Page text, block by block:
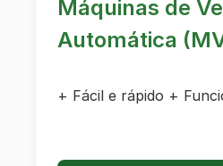
Máquinas de
Automática
+ Fácil e rápido +